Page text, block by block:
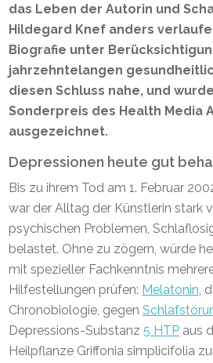
das Leben der Autorin und
Hildegard Knef anders
Biografie unter
jahrzehntelangen
diesen Schluss nahe, und
Sonderpreis des Health Media
ausgezeichnet.
Depressionen heute gut
Bis zu ihrem Tod am 1. Februar
war der Alltag der Künstlerin stark
psychischen Problemen,
belastet. Ohne zu zögern, würde
mit spezieller Fachkenntnis
Hilfestellungen prüfen: Melatonin,
Chronobiologie, gegen
Depressions-Substanz5 HTP aus
Heilpflanze Griffonia simplicifolia